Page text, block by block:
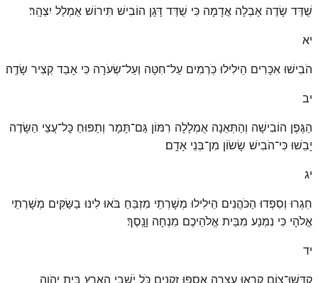
שֻׁדַּד שָׂדֶה אָבְלָה אֲדָמָה כִּי שֻׁדַּד דָּגָן הוֹבִישׁ תִּירוֹשׁ אֻמְלַל יִצְהָֽר׃
יא
הֹבִישׁוּ אִכָּרִים הֵילִילוּ כֹּֽרְמִים עַל־חִטָּה וְעַל־שְׂעֹרָה כִּי אָבַד קְצִיר שָׂדֶֽה׃
יב
הַגֶּפֶן הוֹבִישָׁה וְהַתְּאֵנָה אֻמְלָלָה רִמּוֹן גַּם־תָּמָר וְתַפּוּחַ כׇּל־עֲצֵי הַשָּׂדֶה
יָבֵשׁוּ כִּי־הֹבִישׁ שָׂשׂוֹן מִן־בְּנֵי אָדָֽם׃
יג
חִגְרוּ וְסִפְדוּ הַכֹּהֲנִים הֵילִילוּ מְשָׁרְתֵי מִזְבֵּחַ בֹּאוּ לִינוּ בַשַּׂקִּים מְשָׁרְתֵי
אֱלֹהָי כִּי נִמְנַע מִבֵּית אֱלֹהֵיכֶם מִנְחָה וָנָֽסֶךְ׃
יד
קַדְּשׁוּ־צוֹם קִרְאוּ עֲצָרָה אִסְפוּ זְקֵנִים כֹּל יֹשְׁבֵי הָאָרֶץ בֵּית יְהֹוָה